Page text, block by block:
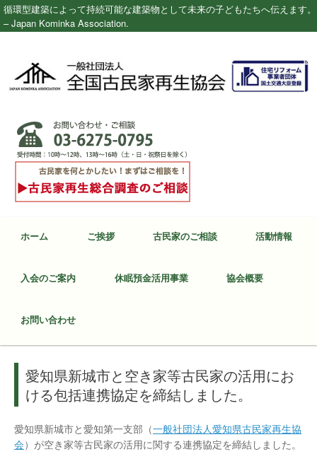
循環型建築によって持続可能な建築物として未来の子どもたちへ伝えます。
– Japan Kominka Association.
ホーム ご挨拶 古民家のご相談 活動情報
入会のご案内 休眠預金活用事業 協会概要
お問い合わせ
愛知県新城市と空き家等古民家の活用にお
ける包括連携協定を締結しました。
愛知県新城市と愛知第一支部（一般社団法人愛知県古民家再生協
会）が空き家等古民家の活用に関する連携協定を締結しました。